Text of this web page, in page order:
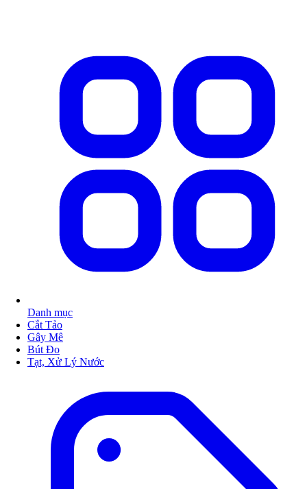
Danh mục
Cắt Tảo
Gây Mê
Bút Đo
Tạt, Xử Lý Nước